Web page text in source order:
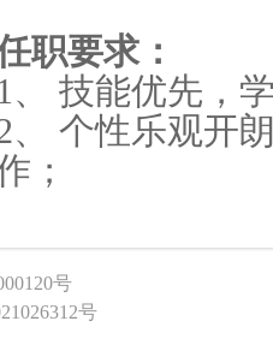
职要求：
、 技能优先，
、 个性乐观开
；
号
号